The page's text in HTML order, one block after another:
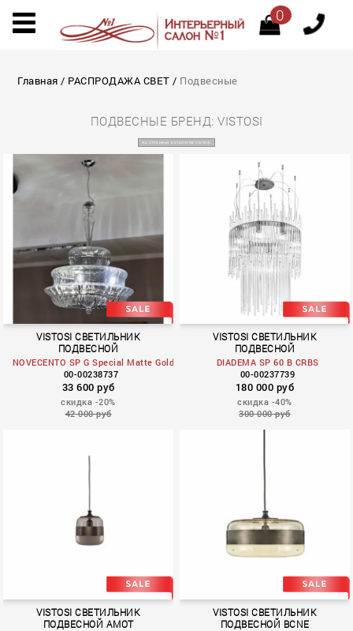
0
Главная / РАСПРОДАЖА СВЕТ / Подвесные
ПОДВЕСНЫЕ БРЕНД: VISTOSI
НА СТРАНИЦУ КАТАЛОГОВ VISTOSI
VISTOSI СВЕТИЛЬНИК
ПОДВЕСНОЙ
NOVECENTO SP G Special Matte Gold
00-00238737
33 600 руб
скидка -20%
42 000 руб
DIADEMA
VISTOSI СВЕТИЛЬНИК
ПОДВЕСНОЙ
DIADEMA SP 60 B CRBS
00-00237739
180 000 руб
скидка -40%
300 000 руб
VISTOSI СВЕТИЛЬНИК
ПОДВЕСНОЙ AMOT
VISTOSI СВЕТИЛЬНИК
ПОДВЕСНОЙ BCNE